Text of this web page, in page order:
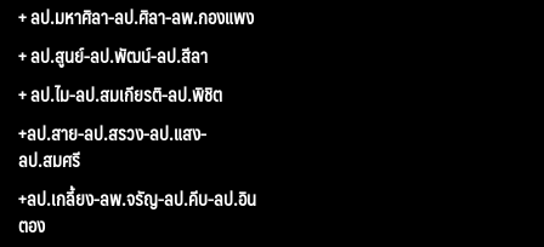
+ ลป.มหาศิลา-ลป.ศิลา-ลพ.กองแพง
+ ลป.สูนย์-ลป.พัฒน์-ลป.สีลา
+ ลป.ไม-ลป.สมเกียรติ-ลป.พิชิต
+ลป.สาย-ลป.สรวง-ลป.แสง-
ลป.สมศรี
+ลป.เกลี้ยง-ลพ.จรัญ-ลป.คีบ-ลป.อิน
ตอง